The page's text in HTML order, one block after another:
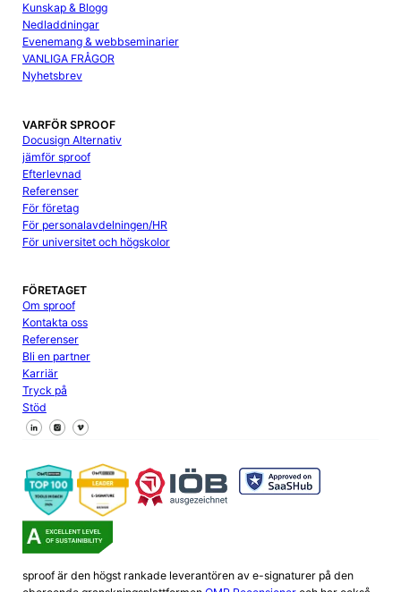
Kunskap & Blogg
Nedladdningar
Evenemang & webbseminarier
VANLIGA FRÅGOR
Nyhetsbrev
VARFÖR SPROOF
Docusign Alternativ
jämför sproof
Efterlevnad
Referenser
För företag
För personalavdelningen/HR
För universitet och högskolor
FÖRETAGET
Om sproof
Kontakta oss
Referenser
Bli en partner
Karriär
Tryck på
Stöd
Följ oss på Facebook
Följ oss på X
Följ oss på LinkedIn
sproof är den högst rankade leverantören av e-signaturer på den